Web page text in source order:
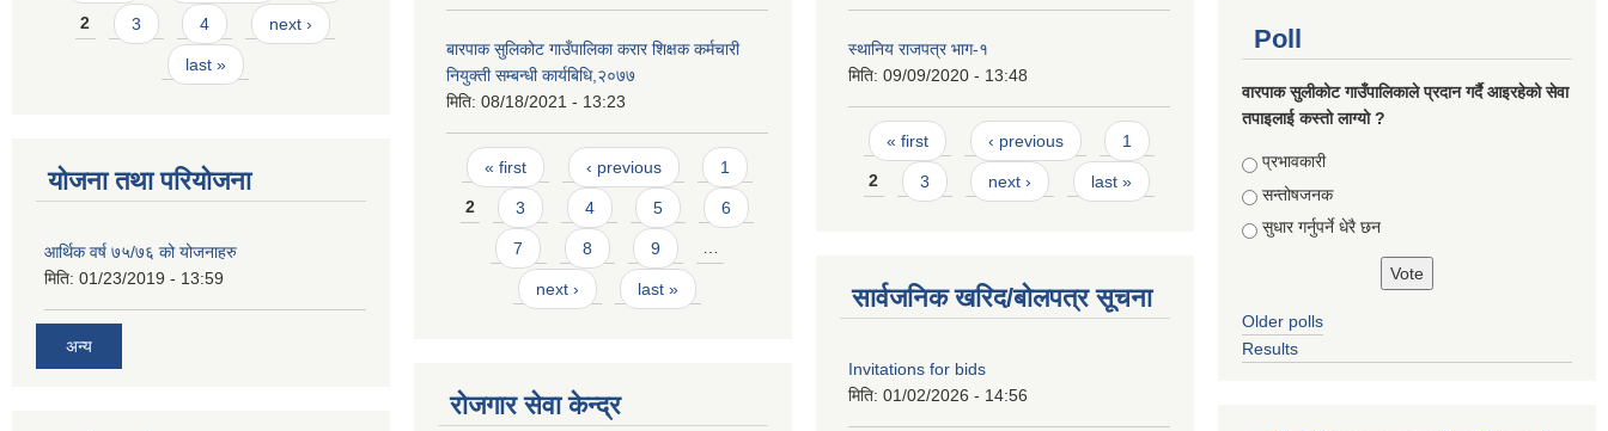
2 3 4 next ›
last »
योजना तथा परियोजना
आर्थिक वर्ष ७५/७६ को योजनाहरु
मिति: 01/23/2019 - 13:59
अन्य
बारपाक सुलिकोट गाउँपालिका करार शिक्षक कर्मचारी
नियुक्ती सम्बन्धी कार्यबिधि,२०७७
मिति: 08/18/2021 - 13:23
Pages
« first ‹ previous 1
2 3 4 5 6
7 8 9 …
next › last »
रोजगार सेवा केन्द्र
स्थानिय राजपत्र भाग-१
मिति: 09/09/2020 - 13:48
Pages
« first ‹ previous 1
2 3 next › last »
सार्वजनिक खरिद/बोलपत्र सूचना
Invitations for bids
मिति: 01/02/2026 - 14:56
Poll
वारपाक सुलीकोट गाउँपालिकाले प्रदान गर्दै आइरहेको सेवा
तपाइलाई कस्तो लाग्यो ?
Choices
प्रभावकारी
सन्तोषजनक
सुधार गर्नुपर्ने धेरै छन
Older polls
Results